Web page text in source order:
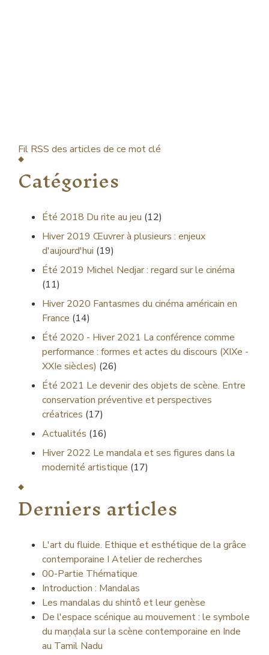
Fil RSS des articles de ce mot clé
Catégories
Été 2018 Du rite au jeu (12)
Hiver 2019 Œuvrer à plusieurs : enjeux
d'aujourd'hui (19)
Été 2019 Michel Nedjar : regard sur le cinéma
(11)
Hiver 2020 Fantasmes du cinéma américain en
France (14)
Été 2020 - Hiver 2021 La conférence comme
performance : formes et actes du discours (XIXe -
XXIe siècles) (26)
Été 2021 Le devenir des objets de scène. Entre
conservation préventive et perspectives
créatrices (17)
Actualités (16)
Hiver 2022 Le mandala et ses figures dans la
modernité artistique (17)
Derniers articles
L'art du fluide. Ethique et esthétique de la grâce
contemporaine I Atelier de recherches
00-Partie Thématique
Introduction : Mandalas
Les mandalas du shintô et leur genèse
De l'espace scénique au mouvement : le symbole
du maṇḍala sur la scène contemporaine en Inde
au Tamil Nadu